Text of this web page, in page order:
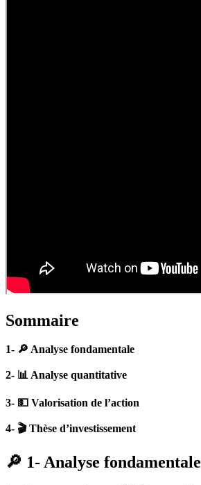
Sommaire
1- 🔎 Analyse fondamentale
2- 📊 Analyse quantitative
3- 💵 Valorisation de l’action
4- 🎬 Thèse d’investissement
🔎 1- Analyse fondamentale